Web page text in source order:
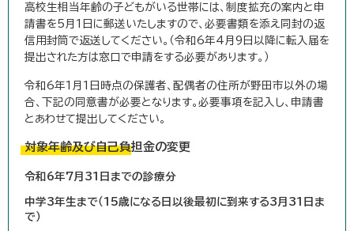
高校生相当年齢の子どもがいる世帯には、制度拡充の案内と申
請書を5月1日に郵送いたしますので、必要書類を添え同封の返
信用封筒で返送してください。（令和6年4月9日以降に転入届を
提出された方は窓口で申請をする必要があります。）
令和6年1月1日時点の保護者、配偶者の住所が野田市以外の場
合、下記の同意書が必要となります。必要事項を記入し、申請書
とあわせて提出してください。
対象年齢及び自己負担金の変更
令和6年7月31日までの診療分
中学3年生まで（15歳になる日以後最初に到来する3月31日ま
で）